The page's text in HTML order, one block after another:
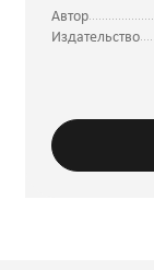
Автор
Издательство